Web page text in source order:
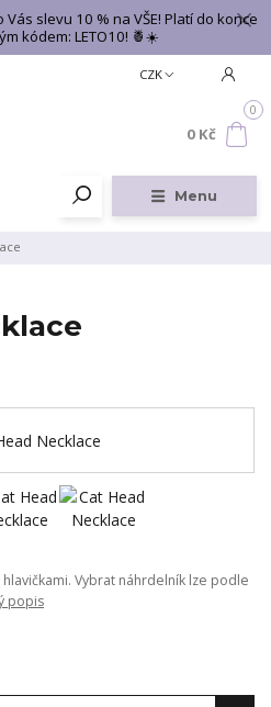
slevu 10 % na VŠE! Platí do konce
kódem: LETO10! 🍍☀️
Menu
CZK
0
0 Kč
Vybrat náhrdelník lze podle
popis